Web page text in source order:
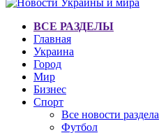
ВСЕ РАЗДЕЛЫ
Главная
Украина
Город
Мир
Бизнес
Спорт
Все новости раздела
Футбол